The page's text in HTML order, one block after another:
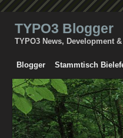
TYPO3 Blogger
TYPO3 News, Development
Blogger Stammtisch